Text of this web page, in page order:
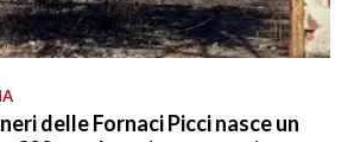
delle Fornaci Picci nasce un